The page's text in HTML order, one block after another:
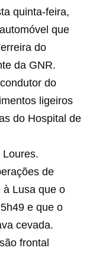
quinta-feira,
que
do
da GNR.
do
ligeiros
do Hospital de
de
à Lusa que o
e que o
cevada.
frontal